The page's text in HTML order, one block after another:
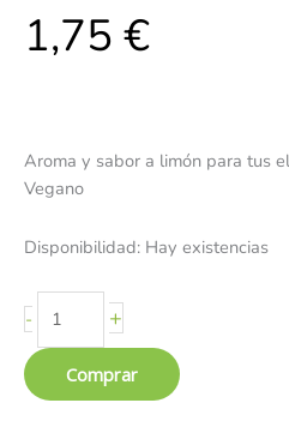
1,75 €
Aroma y sabor a limón para tus
Vegano
Disponibilidad: Hay existencias
- +
Comprar